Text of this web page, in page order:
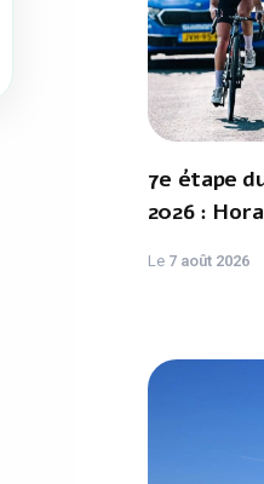
7e étape
2026 :
Le 7 août 2026